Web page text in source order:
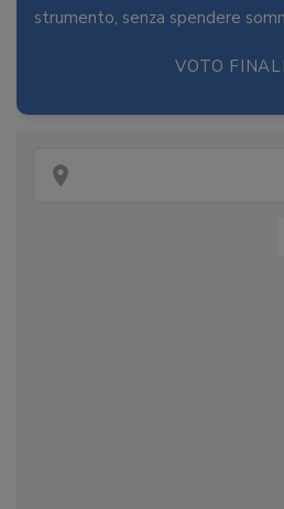
strumento, senza spendere
VOTO